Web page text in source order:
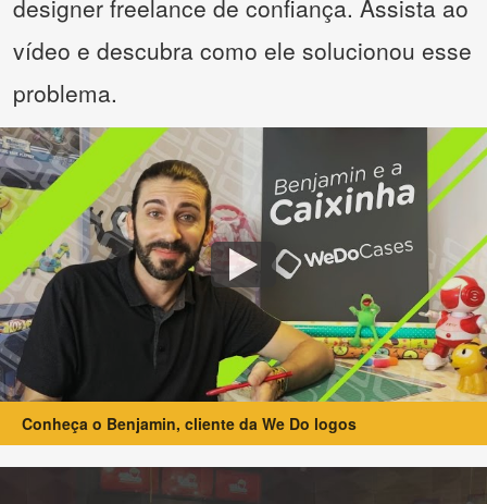
designer freelance de confiança. Assista ao
vídeo e descubra como ele solucionou esse
problema.
Conheça o Benjamin, cliente da We Do logos